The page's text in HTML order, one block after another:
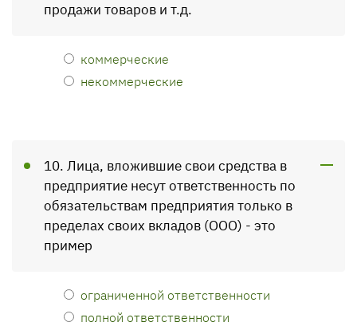
продажи товаров и т.д.
коммерческие
некоммерческие
10. Лица, вложившие свои средства в
предприятие несут ответственность по
обязательствам предприятия только в
пределах своих вкладов (ООО) - это
пример
ограниченной ответственности
полной ответственности